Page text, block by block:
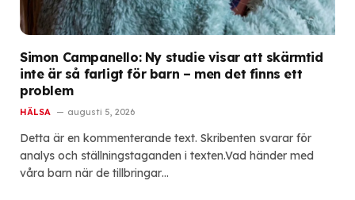
Simon Campanello: Ny studie visar att skärmtid
inte är så farligt för barn – men det finns ett
problem
HÄLSA augusti 5, 2026
Detta är en kommenterande text. Skribenten svarar för
analys och ställningstaganden i texten.Vad händer med
våra barn när de tillbringar…